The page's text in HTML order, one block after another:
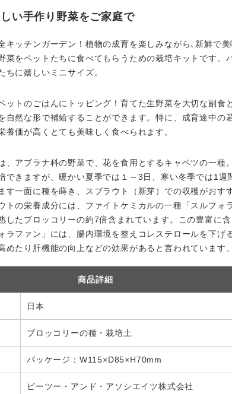
い手作り野菜をご家庭で
キッチンガーデン！植物の成育を楽しみながら､新鮮で美
菜をペットたちに食べてもらうための栽培キットです。
ちに嬉しいミニサイズ。
ットのごはんにトッピング！育てた生野菜を大切な副食
自然な形で補給することができます。特に、成育途中の
養価が高くとても美味しく食べられます。
、アブラナ科の野菜で、花を食用とするキャベツの一種
できますが、暖かい夏季では１～3日、寒い冬季では1週
す一面に種を蒔き、スプラウト（新芽）での収穫がおす
トの栄養成分には、ファイトケミカルの一種「スルフォ
したブロッコリーの約7倍含まれています。この豊富に含
ラファン」には、腸内環境を整えコレステロールを下げ
めたり肝機能の向上などの効果があると言われています。
商品詳細
日本
ブロッコリーの種・栽培土
パッケージ：W115×D85×H70mm
ピーツー・アンド・アソシエイツ株式会社